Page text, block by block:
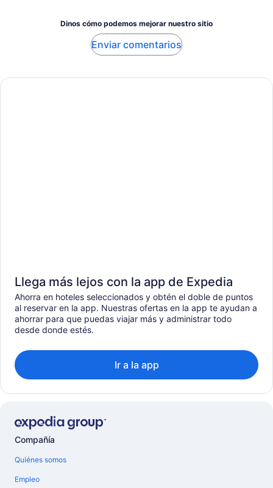
Dinos cómo podemos mejorar nuestro sitio
Enviar comentarios
Llega más lejos con la app de Expedia
Ahorra en hoteles seleccionados y obtén el doble de puntos
al reservar en la app. Nuestras ofertas en la app te ayudan a
ahorrar para que puedas viajar más y administrar todo
desde donde estés.
Ir a la app
Compañía
Quiénes somos
Empleo